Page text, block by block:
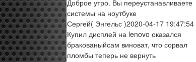
Доброе утро. Вы переустанавливаете
системы на ноутбуке
Сергей( Энгельс )2020-04-17 19:47:54
Купил дисплей на lenovo оказался
бракованыйсам виноват, что сорвал
пломбы теперь не вернуть